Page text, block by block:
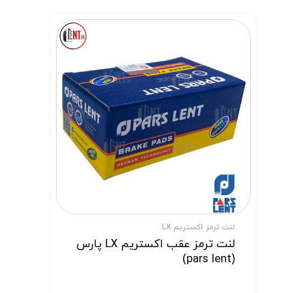
لنت ترمز اکستریم LX
لنت ترمز عقب اکستریم LX پارس
(pars lent)